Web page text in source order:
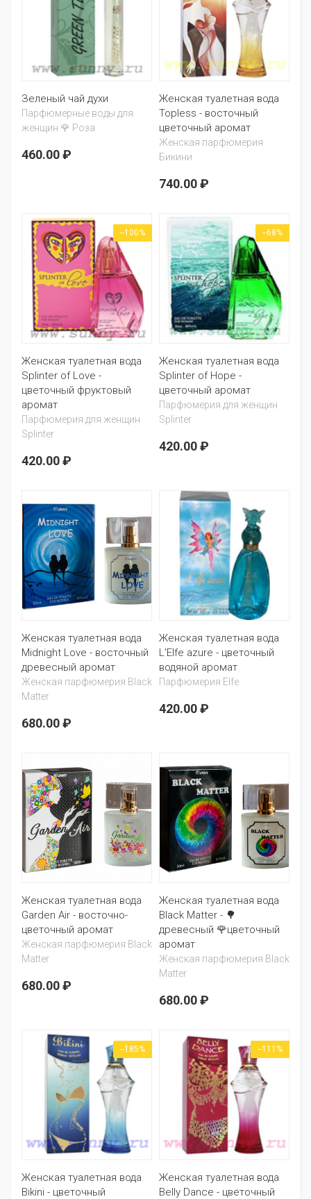
Зеленый чай духи
Парфюмерные воды для
женщин 🌹 Роза
460.00 ₽
Женская туалетная вода
Topless - восточный
цветочный аромат
Женская парфюмерия
Бикини
740.00 ₽
--100%
Женская туалетная вода
Splinter of Love -
цветочный фруктовый
аромат
Парфюмерия для женщин
Splinter
420.00 ₽
--68%
Женская туалетная вода
Splinter of Hope -
цветочный аромат
Парфюмерия для женщин
Splinter
420.00 ₽
Женская туалетная вода
Midnight Love - восточный
древесный аромат
Женская парфюмерия Black
Matter
680.00 ₽
Женская туалетная вода
L'Elfe azure - цветочный
водяной аромат
Парфюмерия Elfe
420.00 ₽
Женская туалетная вода
Garden Air - восточно-
цветочный аромат
Женская парфюмерия Black
Matter
680.00 ₽
Женская туалетная вода
Black Matter - 🌳
древесный 🌹цветочный
аромат
Женская парфюмерия Black
Matter
680.00 ₽
--185%
Женская туалетная вода
Bikini - цветочный
--111%
Женская туалетная вода
Belly Dance - цветочный